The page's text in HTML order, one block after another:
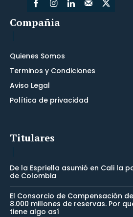
Compañia
Quienes Somos
Terminos y Condiciones
Aviso Legal
Política de privacidad
Titulares
De la Espriella asumió en Cali la
de Colombia
El Consorcio de Compensación
8.000 millones de reservas. Por
tiene algo así